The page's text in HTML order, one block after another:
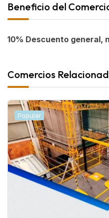
Beneficio del
10% Descuento general,
Comercios
Popular